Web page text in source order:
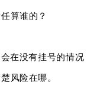
算谁的？
在没有挂号的情况
风险在哪。